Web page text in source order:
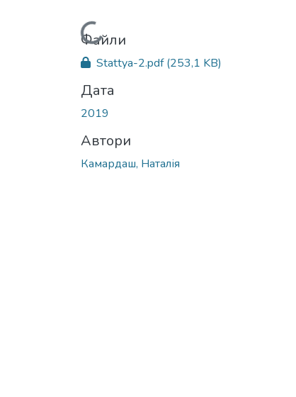
Вантажиться...
Файли
Stattya-2.pdf(253,1 KB)
Дата
2019
Автори
Камардаш, Наталія